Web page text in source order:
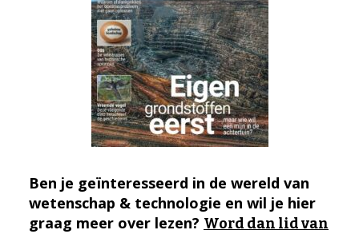
Ben je geïnteresseerd in de wereld van
wetenschap & technologie en wil je hier
graag meer over lezen? Word dan lid van